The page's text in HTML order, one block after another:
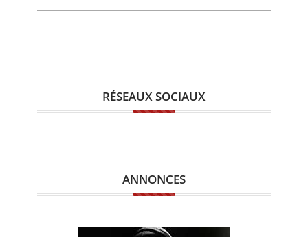
RÉSEAUX SOCIAUX
ANNONCES